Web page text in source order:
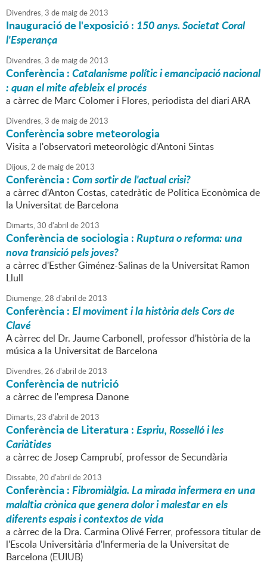
Divendres,3 de maigde2013
Inauguració de l'exposició : 150 anys. Societat Coral
l'Esperança
Divendres,3 de maigde2013
Conferència :Catalanisme polític i emancipació nacional
: quan el mite afebleix el procés
a càrrec de Marc Colomer i Flores, periodista del diari ARA
Divendres,3 de maigde2013
Conferència sobre meteorologia
Visita a l'observatori meteorològic d'Antoni Sintas
Dijous,2 de maigde2013
Conferència :Com sortir de l'actual crisi?
a càrrec d'Anton Costas, catedràtic de Política Econòmica de
la Universitat de Barcelona
Dimarts,30 d'abril de2013
Conferència de sociologia :Ruptura o reforma: una
nova transició pels joves?
a càrrec d'Esther Giménez-Salinas de la Universitat Ramon
Llull
Diumenge,28 d'abril de2013
Conferència :El moviment i la història dels Cors de
Clavé
A càrrec del Dr. Jaume Carbonell, professor d'història de la
música a la Universitat de Barcelona
Divendres,26 d'abril de2013
Conferència de nutrició
a càrrec de l'empresa Danone
Dimarts,23 d'abril de2013
Conferència de Literatura :Espriu, Rosselló i les
Cariàtides
a càrrec de Josep Camprubí, professor de Secundària
Dissabte,20 d'abril de2013
Conferència :Fibromiàlgia. La mirada infermera en una
malaltia crònica que genera dolor i malestar en els
diferents espais i contextos de vida
a càrrec de la Dra. Carmina Olivé Ferrer, professora titular de
l'Escola Universitària d'Infermeria de la Universitat de
Barcelona (EUIUB)